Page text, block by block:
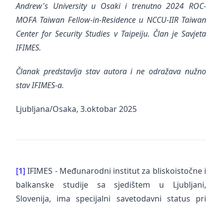
Andrew's University u Osaki i trenutno 2024 ROC-
MOFA Taiwan Fellow-in-Residence u NCCU-IIR Taiwan
Center for Security Studies v Taipeiju. Član je Savjeta
IFIMES.
Članak predstavlja stav autora i ne odražava nužno
stav IFIMES-a.
Ljubljana/Osaka, 3.oktobar 2025
[1]IFIMES - Međunarodni institut za bliskoistočne i
balkanske studije sa sjedištem u Ljubljani,
Slovenija, ima specijalni savetodavni status pri